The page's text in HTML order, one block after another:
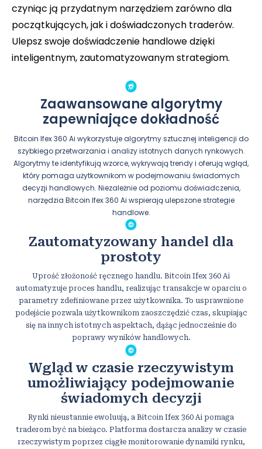
czyniąc ją przydatnym narzędziem zarówno dla
początkujących, jak i doświadczonych traderów.
Ulepsz swoje doświadczenie handlowe dzięki
inteligentnym, zautomatyzowanym strategiom.
Zaawansowane algorytmy
zapewniające dokładność
Bitcoin Ifex 360 Ai wykorzystuje algorytmy sztucznej inteligencji do
szybkiego przetwarzania i analizy istotnych danych rynkowych.
Algorytmy te identyfikują wzorce, wykrywają trendy i oferują wgląd,
który pomaga użytkownikom w podejmowaniu świadomych
decyzji handlowych. Niezależnie od poziomu doświadczenia,
narzędzia Bitcoin Ifex 360 Ai wspierają ulepszone strategie
handlowe.
Zautomatyzowany handel dla
prostoty
Uprość złożoność ręcznego handlu. Bitcoin Ifex 360 Ai
automatyzuje proces handlu, realizując transakcje w oparciu o
parametry zdefiniowane przez użytkownika. To usprawnione
podejście pozwala użytkownikom zaoszczędzić czas, skupiając
się na innych istotnych aspektach, dążąc jednocześnie do
poprawy wyników handlowych.
Wgląd w czasie rzeczywistym
umożliwiający podejmowanie
świadomych decyzji
Rynki nieustannie ewoluują, a Bitcoin Ifex 360 Ai pomaga
traderom być na bieżąco. Platforma dostarcza analizy w czasie
rzeczywistym poprzez ciągłe monitorowanie dynamiki rynku,